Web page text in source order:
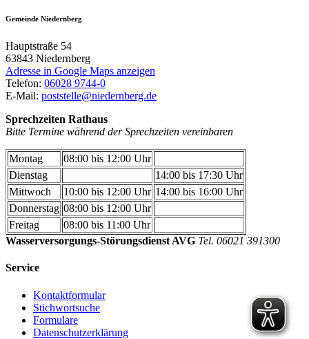
Gemeinde Niedernberg
Hauptstraße 54
63843 Niedernberg
Adresse in Google Maps anzeigen
Telefon: 06028 9744-0
E-Mail: poststelle@niedernberg.de
Sprechzeiten Rathaus
Bitte Termine während der Sprechzeiten vereinbaren
Montag
08:00 bis 12:00 Uhr
Dienstag
14:00 bis 17:30 Uhr
Mittwoch
10:00 bis 12:00 Uhr 14:00 bis 16:00 Uhr
Donnerstag 08:00 bis 12:00 Uhr
Freitag
08:00 bis 11:00 Uhr
Wasserversorgungs-Störungsdienst AVG Tel. 06021 391300
Service
Kontaktformular
Stichwortsuche
Formulare
Datenschutzerklärung